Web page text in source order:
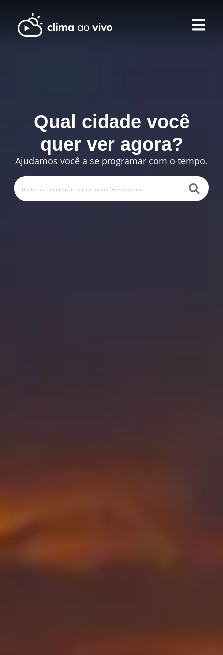
Qual cidade você
quer ver agora?
Ajudamos você a se programar com o tempo.